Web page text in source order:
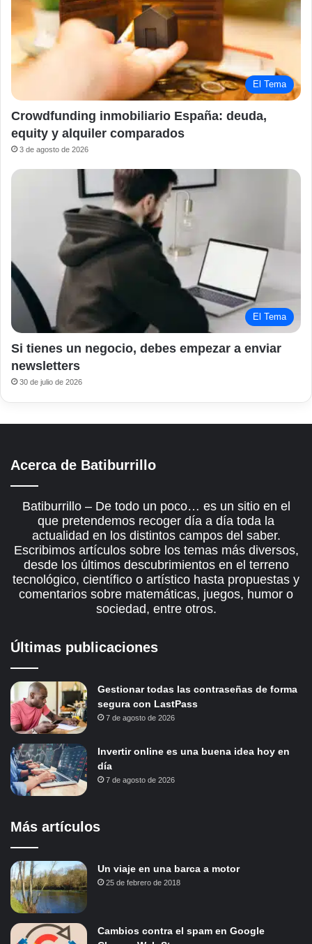
El Tema
Crowdfunding inmobiliario España: deuda,
equity y alquiler comparados
3 de agosto de 2026
El Tema
Si tienes un negocio, debes empezar a enviar
newsletters
30 de julio de 2026
Acerca de Batiburrillo
Batiburrillo – De todo un poco… es un sitio en el
que pretendemos recoger día a día toda la
actualidad en los distintos campos del saber.
Escribimos artículos sobre los temas más diversos,
desde los últimos descubrimientos en el terreno
tecnológico, científico o artístico hasta propuestas y
comentarios sobre matemáticas, juegos, humor o
sociedad, entre otros.
Últimas publicaciones
Gestionar todas las contraseñas de forma
segura con LastPass
7 de agosto de 2026
Invertir online es una buena idea hoy en
día
7 de agosto de 2026
Más artículos
Un viaje en una barca a motor
25 de febrero de 2018
Cambios contra el spam en Google